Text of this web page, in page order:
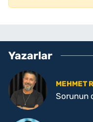
Yazarlar
MEHMET
Sorunun